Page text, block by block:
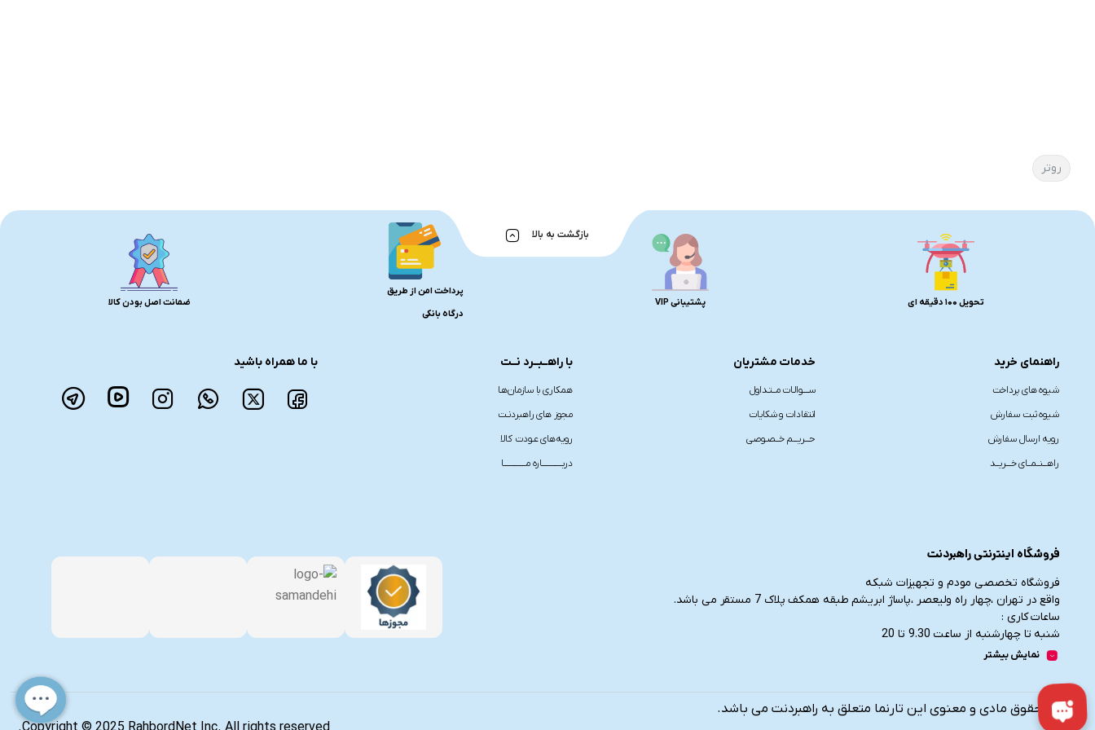
روتر
بازگشت به بالا
تحویل 100 دقیقه ای پشتیبانی VIP
پرداخت امن از طریق
درگاه بانکی
ضمانت اصل بودن کالا
راهنمای خرید
شیوه های پرداخت
شیوه ثبت سفارش
رویه ارسال سفارش
راهـــنــمــای خـــریــد
خدمات مشتریان
ســــوالـات مــتـداول
انتقادات و شکایات
حـــریـــم خــصـوصی
با راهــبــرد نــت
همکاری با سازمان‌هـا
مجوز های راهبردنـت
رویه‌های عـودت کالا
دربـــــــــــــاره مــــــــــــــا
با ما همراه باشید
فروشگاه اینترنتی راهبردنت
فروشگاه تخصصی مودم و تجهیزات شبکه
واقع در تهران ،چهار راه ولیعصر ،پاساژ ابریشم طبقه همکف پلاک 7 مستقر می باشد.
ساعات کاری :
شنبه تا چهارشنبه از ساعت 9.30 تا 20
پنج شنبه از ساعت 9.30 تا 17
021-91006617
09190055755
نمایش بیشتر
کلیه حقوق مادی و معنوی این تارنما متعلق به راهبردنت می باشد.